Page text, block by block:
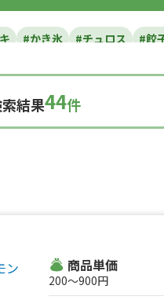
県岩手県宮城県秋田県山形県
#かき氷 #チュロス #餃
ムージー #魯肉飯
スープ #ケーキ #クロッフル
結果44件
商品単価
200〜900円